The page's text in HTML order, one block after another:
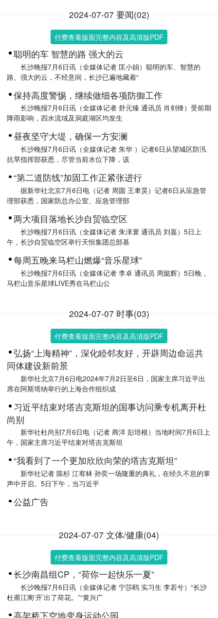
2024-07-07 要闻(02)
付费查看版面完整内容及高清版PDF
聪明的车 智慧的路 强大的云
长沙晚报7月6日讯（全媒体记者 匡小娟）聪明的车、智慧的
路、强大的云，不经意间，长沙已遍地藏着“
保持高度警惕，继续做细各项防御工作
长沙晚报7月6日讯（全媒体记者 舒元臻 通讯员 肖剑锋）受前期
降雨影响，四水流域及洞庭湖区均发生
昼夜坚守大堤，确保一方安澜
长沙晚报7月6日讯（全媒体记者 朱华 ）记者6日从望城区防汛
抗旱指挥部获悉，尽管当前水位下降，该
“第二道防线”加固工作正紧张进行
据新华社北京7月6日电（记者 周圆 王聿昊）记者6日从应急管
理部获悉，国家防总办公室、应急管理部
两大项目落地长沙自贸临空区
长沙晚报7月6日讯（全媒体记者 朱泽寰 通讯员 刘嘉）5日上
午，长沙自贸临空区举行天恒集团总部基
每周五晚来马栏山燃爆“音乐星球”
长沙晚报7月6日讯（全媒体记者 李卓 通讯员 周懿辉）5日晚，
马栏山音乐星球LIVE秀在马栏山公
2024-07-07 时事(03)
付费查看版面完整内容及高清版PDF
弘扬“上海精神”，深化睦邻友好，开辟周边命运共
同体建设新前景
新华社北京7月6日电2024年7月2日至6日，国家主席习近平出
席在阿斯塔纳举行的上海合作组织成
习近平结束对塔吉克斯坦的国事访问乘专机离开杜
尚别
新华社杜尚别7月6日电（记者 商洋 彭培根）当地时间7月6日上
午，国家主席习近平结束对塔吉克斯坦
“我看到了一个更加欣欣向荣的塔吉克斯坦”
新华社记者 陈杉 江宥林 孙奕一场隆重的典礼，在经久不息的掌
声中开启。5日下午，当习近平
公益广告
2024-07-07 文体/健康(04)
付费查看版面完整内容及高清版PDF
长沙南昌组CP，“荷你一起快乐一夏”
长沙晚报7月6日讯（全媒体记者 宁莎鸥 实习生 李若兮）“长沙
杜甫江阁‘开’出了荷花。”“黄兴广
高架桥下空地变身运动公园